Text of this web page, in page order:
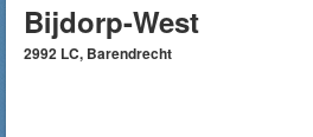
Bijdorp-West
2992 LC, Barendrecht